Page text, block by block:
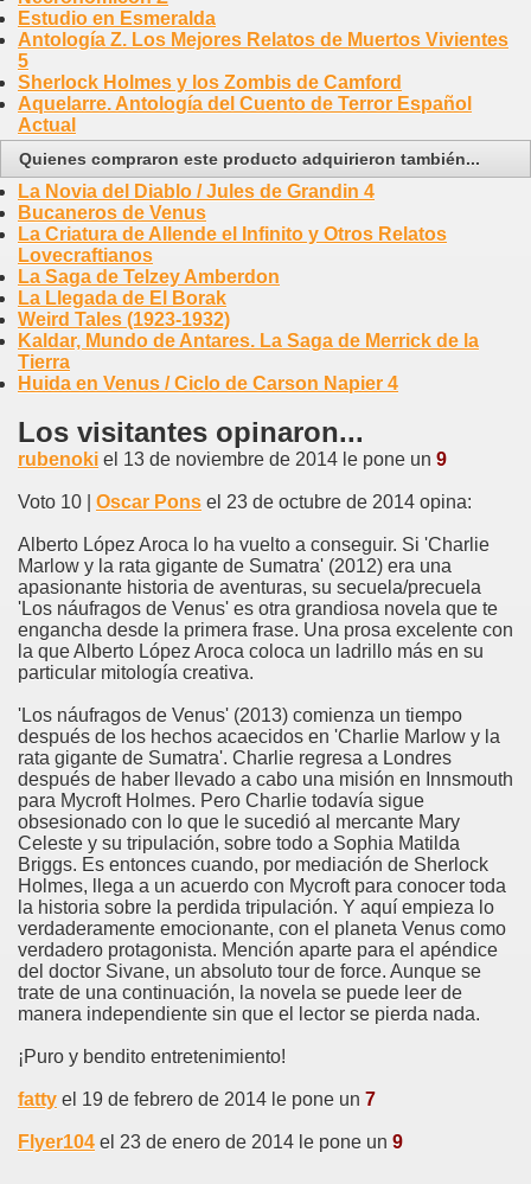
Estudio en Esmeralda
Antología Z. Los Mejores Relatos de Muertos Vivientes
5
Sherlock Holmes y los Zombis de Camford
Aquelarre. Antología del Cuento de Terror Español
Actual
Quienes compraron este producto adquirieron también...
La Novia del Diablo / Jules de Grandin 4
Bucaneros de Venus
La Criatura de Allende el Infinito y Otros Relatos
Lovecraftianos
La Saga de Telzey Amberdon
La Llegada de El Borak
Weird Tales (1923-1932)
Kaldar, Mundo de Antares. La Saga de Merrick de la
Tierra
Huida en Venus / Ciclo de Carson Napier 4
Los visitantes opinaron...
rubenoki el 13 de noviembre de 2014 le pone un 9
Voto 10 | Oscar Pons el 23 de octubre de 2014 opina:
Alberto López Aroca lo ha vuelto a conseguir. Si 'Charlie
Marlow y la rata gigante de Sumatra' (2012) era una
apasionante historia de aventuras, su secuela/precuela
'Los náufragos de Venus' es otra grandiosa novela que te
engancha desde la primera frase. Una prosa excelente con
la que Alberto López Aroca coloca un ladrillo más en su
particular mitología creativa.
'Los náufragos de Venus' (2013) comienza un tiempo
después de los hechos acaecidos en 'Charlie Marlow y la
rata gigante de Sumatra'. Charlie regresa a Londres
después de haber llevado a cabo una misión en Innsmouth
para Mycroft Holmes. Pero Charlie todavía sigue
obsesionado con lo que le sucedió al mercante Mary
Celeste y su tripulación, sobre todo a Sophia Matilda
Briggs. Es entonces cuando, por mediación de Sherlock
Holmes, llega a un acuerdo con Mycroft para conocer toda
la historia sobre la perdida tripulación. Y aquí empieza lo
verdaderamente emocionante, con el planeta Venus como
verdadero protagonista. Mención aparte para el apéndice
del doctor Sivane, un absoluto tour de force. Aunque se
trate de una continuación, la novela se puede leer de
manera independiente sin que el lector se pierda nada.
¡Puro y bendito entretenimiento!
fatty el 19 de febrero de 2014 le pone un 7
Flyer104 el 23 de enero de 2014 le pone un 9